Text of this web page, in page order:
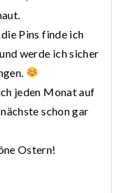
Pins finde ich
werde ich sicher
jeden Monat auf
schon gar
Ostern!